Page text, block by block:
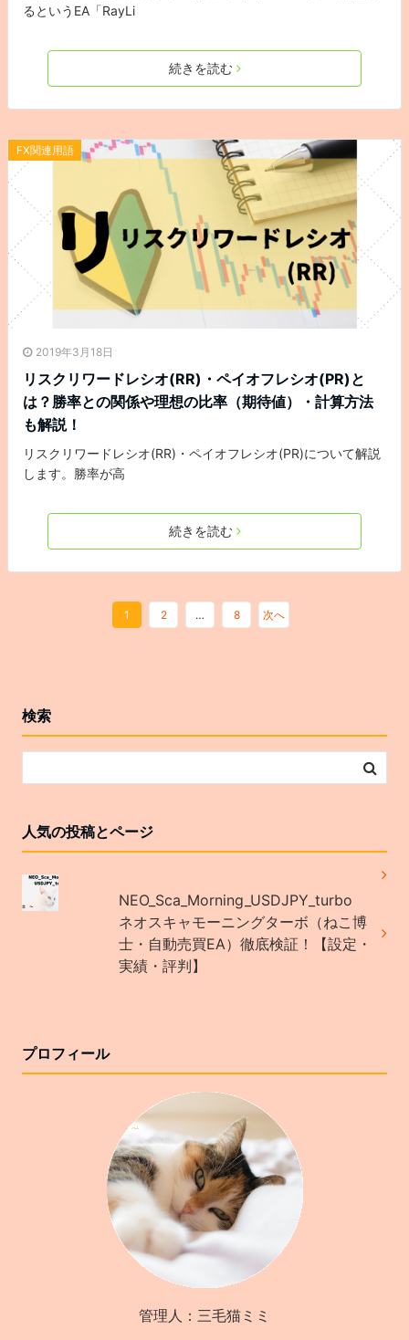
るというEA「RayLi
続きを読む
FX関連用語
2019年3月18日
リスクリワードレシオ(RR)・ペイオフレシオ(PR)と
は？勝率との関係や理想の比率（期待値）・計算方法
も解説！
リスクリワードレシオ(RR)・ペイオフレシオ(PR)について解説
します。勝率が高
続きを読む
1 2 … 8 次へ
検索
人気の投稿とページ
NEO_Sca_Morning_USDJPY_turbo
ネオスキャモーニングターボ（ねこ博
士・自動売買EA）徹底検証！【設定・
実績・評判】
プロフィール
管理人：三毛猫ミミ